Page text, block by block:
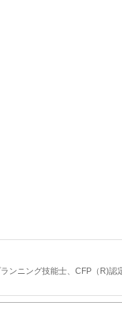
ンニング技能士、CFP（R)認
福祉士/キッズ・マネー・ステ